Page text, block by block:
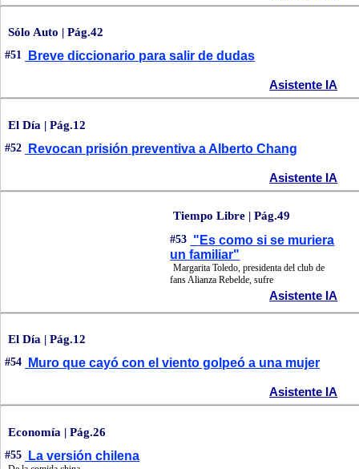
Sólo Auto | Pág.42
#51 Breve diccionario para salir de dudas
Asistente IA
El Día | Pág.12
#52 Revocan prisión preventiva a Alberto Chang
Asistente IA
Tiempo Libre | Pág.49
#53 "Es como si se muriera
un familiar"
Margarita Toledo, presidenta del club de
fans Alianza Rebelde, sufre
Asistente IA
El Día | Pág.12
#54 Muro que cayó con el viento golpeó a una mujer
Asistente IA
Economía | Pág.26
#55 La versión chilena